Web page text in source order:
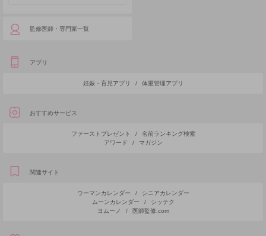
監修医師・専門家一覧
アプリ
妊娠・育児アプリ / 体重管理アプリ
おすすめサービス
ファーストプレゼント /
名前ランキング検索
アワード
/ マガジン
関連サイト
ウーマンカレンダー /
シニアカレンダー
ムーンカレンダー
/
シッテク
ヨムーノ
/ 医師監修.com